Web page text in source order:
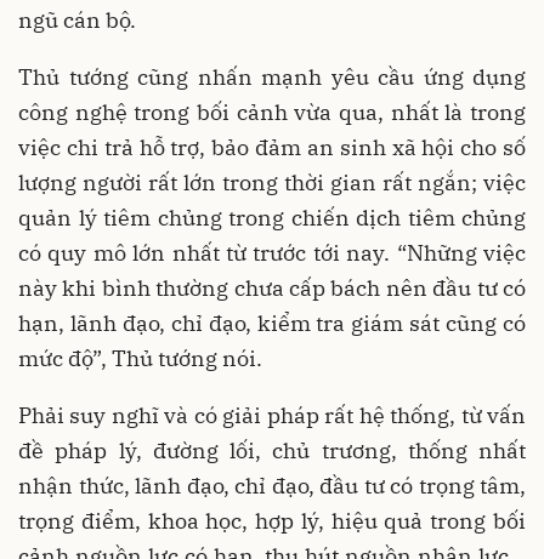
ngũ cán bộ.
Thủ tướng cũng nhấn mạnh yêu cầu ứng dụng
công nghệ trong bối cảnh vừa qua, nhất là trong
việc chi trả hỗ trợ, bảo đảm an sinh xã hội cho số
lượng người rất lớn trong thời gian rất ngắn; việc
quản lý tiêm chủng trong chiến dịch tiêm chủng
có quy mô lớn nhất từ trước tới nay. “Những việc
này khi bình thường chưa cấp bách nên đầu tư có
hạn, lãnh đạo, chỉ đạo, kiểm tra giám sát cũng có
mức độ”, Thủ tướng nói.
Phải suy nghĩ và có giải pháp rất hệ thống, từ vấn
đề pháp lý, đường lối, chủ trương, thống nhất
nhận thức, lãnh đạo, chỉ đạo, đầu tư có trọng tâm,
trọng điểm, khoa học, hợp lý, hiệu quả trong bối